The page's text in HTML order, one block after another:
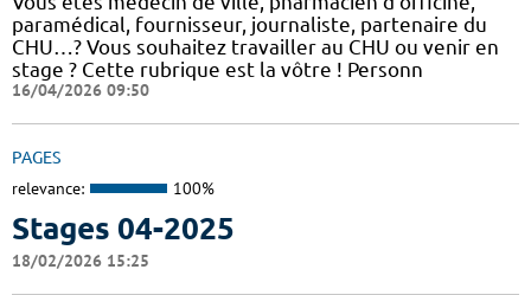
paramédical, fournisseur, journaliste, partenaire du
CHU…? Vous souhaitez travailler au CHU ou venir en
stage ? Cette rubrique est la vôtre ! Personn
16/04/2026 09:50
PAGES
relevance: 100%
Stages 04-2025
18/02/2026 15:25